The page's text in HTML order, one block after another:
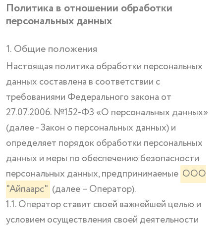
Политика в отношении обработки
персональных данных
1. Общие положения
Настоящая политика обработки персональных
данных составлена в соответствии с
требованиями Федерального закона от
27.07.2006. №152-ФЗ «О персональных данных»
(далее - Закон о персональных данных) и
определяет порядок обработки персональных
данных и меры по обеспечению безопасности
персональных данных, предпринимаемые ООО
"Айпаарс" (далее – Оператор).
1.1. Оператор ставит своей важнейшей целью и
условием осуществления своей деятельности